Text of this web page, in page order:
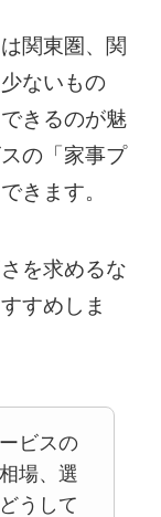
関東圏、関
ないもの
きるのが魅
の「家事プ
きます。
を求めるな
すめしま
ビスの
場、選
うして